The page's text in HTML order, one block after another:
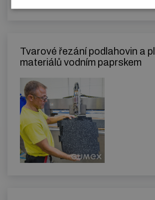
Tvarové řezání podlahovin a
materiálů vodním paprskem